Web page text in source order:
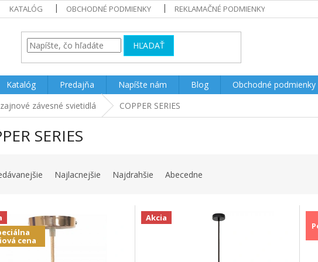
KATALÓG OBCHODNÉ PODMIENKY REKLAMAČNÉ PODMIENKY
HĽADAŤ
Katalóg Predajňa Napíšte nám Blog
Obchodné podmienky
závesné svietidlá COPPER SERIES
SERIES
Najlacnejšie Najdrahšie Abecedne
cena
Akcia